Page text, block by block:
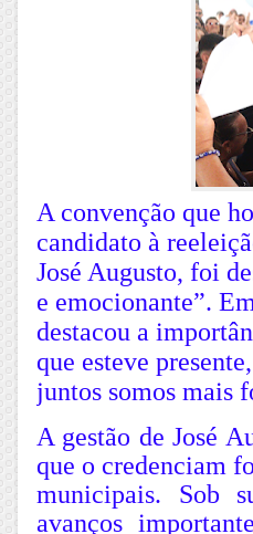
A convenção que
candidato à
José Augusto, foi
e emocionante”.
destacou a
que esteve
juntos somos mais
A gestão de José
que o credenciam
municipais. Sob
avanços